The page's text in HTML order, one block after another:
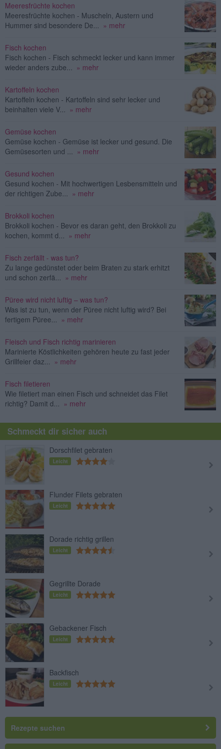
Meeresfrüchte kochen
Meeresfrüchte kochen - Muscheln, Austern und
Hummer sind besondere De... » mehr
Fisch kochen
Fisch kochen - Fisch schmeckt lecker und kann immer
wieder anders zube... » mehr
Kartoffeln kochen
Kartoffeln kochen - Kartoffeln sind sehr lecker und
beinhalten viele V... » mehr
Gemüse kochen
Gemüse kochen - Gemüse ist lecker und gesund. Die
Gemüsesorten und ... » mehr
Gesund kochen
Gesund kochen - Mit hochwertigen Lesbensmitteln und
der richtigen Zube... » mehr
Brokkoli kochen
Brokkoli kochen - Bevor es daran geht, den Brokkoli zu
kochen, kommt d... » mehr
Fisch zerfällt - was tun?
Zu lange gedünstet oder beim Braten zu stark erhitzt
und schon zerfä... » mehr
Püree wird nicht luftig – was tun?
Was ist zu tun, wenn der Püree nicht luftig wird? Bei
fertigem Püree... » mehr
Fleisch und Fisch richtig marinieren
Marinierte Köstlichkeiten gehören heute zu fast jeder
Grillfeier daz... » mehr
Fisch filetieren
Wie filetiert man einen Fisch und schneidet das Filet
richtig? Damit d... » mehr
Schmeckt dir sicher auch
Dorschfilet gebraten
Leicht
Flunder Filets gebraten
Leicht
Dorade richtig grillen
Leicht
Gegrillte Dorade
Leicht
Gebackener Fisch
Leicht
Backfisch
Leicht
Rezepte suchen